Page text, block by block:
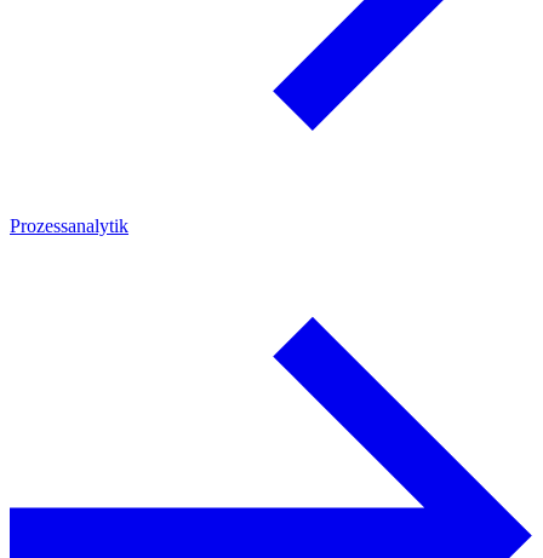
Prozessanalytik